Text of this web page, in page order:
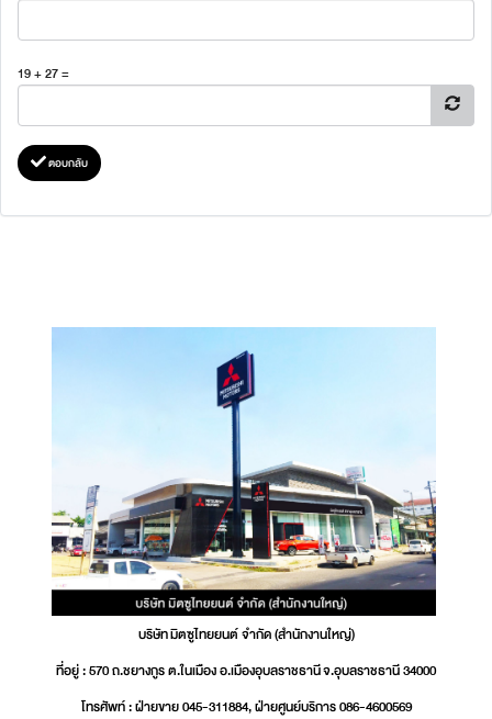
19 + 27 =
ตอบกลับ
บริษัท มิตซูไทยยนต์ จำกัด (สำนักงานใหญ่)
ที่อยู่ : 570 ถ.ชยางกูร ต.ในเมือง อ.เมืองอุบลราชธานี จ.อุบลราชธานี 34000
โทรศัพท์ : ฝ่ายขาย 045-311884, ฝ่ายศูนย์บริการ 086-4600569